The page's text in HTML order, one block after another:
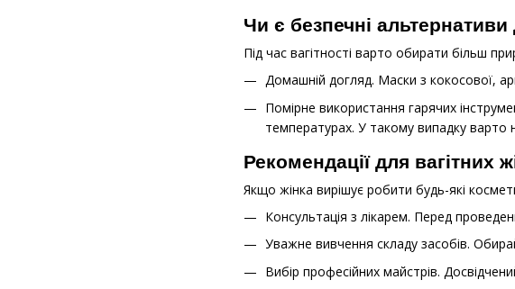
Чи є безпечні альтернативи
Під час вагітності варто обирати більш
Домашній догляд. Маски з кокосової,
Помірне використання гарячих
температурах. У такому випадку варто
Рекомендації для вагітних
Якщо жінка вирішує робити будь-які
Консультація з лікарем. Перед
Уважне вивчення складу засобів.
Вибір професійних майстрів.